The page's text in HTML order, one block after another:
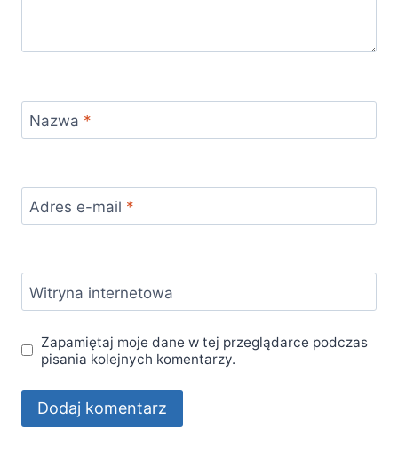
Nazwa *
Adres e-mail *
Witryna internetowa
Zapamiętaj moje dane w tej przeglądarce podczas
pisania kolejnych komentarzy.